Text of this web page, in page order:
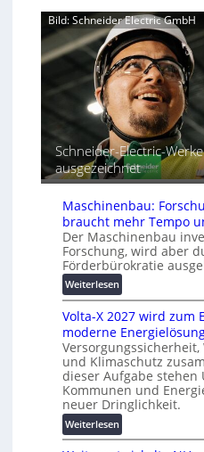
a
h
e
A
u
t
o
m
a
t
i
i
e
r
u
n
g
s
l
ö
s
u
n
e
n
u
t
o
r
i
a
l
e
i
h
e
r
b
i
n
d
e
G
e
r
t
e
s
c
h
u
t
z
u
n
d
d
i
g
i
Bild: Schneider Electric GmbH
Schneider-Electric-
ausgezeichnet
Maschinenbau:
braucht mehr Tempo
Der Maschinenbau
Forschung, wird aber
Förderbürokratie
Weiterlesen:
M
a
s
c
h
i
n
e
n
b
Volta-X 2027 wird zum
moderne
und Klimaschutz
dieser Aufgabe stehen
Kommunen und
neuer Dringlichkeit.
Weiterlesen:
V